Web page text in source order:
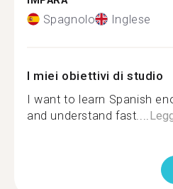
Spagnolo Inglese
I miei obiettivi di studio
I want to learn Spanish
and understand fast....